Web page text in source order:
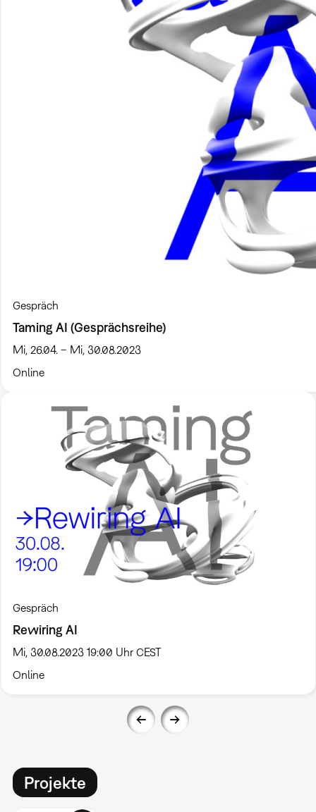
Gespräch
Taming AI (Gesprächsreihe)
Mi, 26.04. – Mi, 30.08.2023
Online
Gespräch
Rewiring AI
Mi, 30.08.2023 19:00 Uhr CEST
Online
Projekte